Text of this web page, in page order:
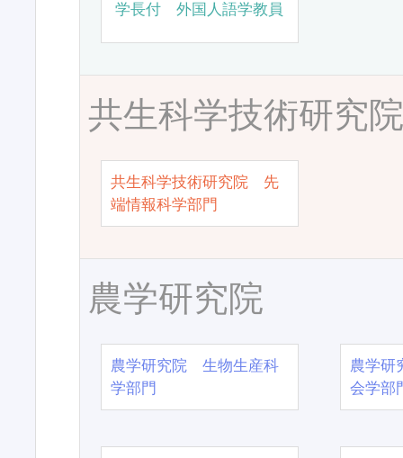
学長付 外国人語学教員
共生科学技術研究
共生科学技術研究院 先
端情報科学部門
農学研究院
農学研究院 生物生産科
学部門
農学
会学部